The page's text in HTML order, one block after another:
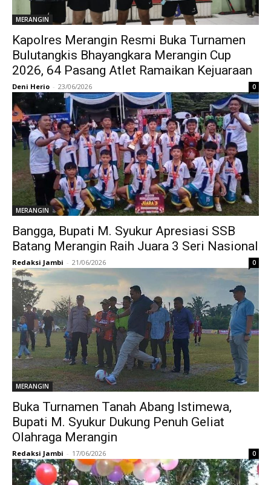
MERANGIN
Kapolres Merangin Resmi Buka Turnamen
Bulutangkis Bhayangkara Merangin Cup
2026, 64 Pasang Atlet Ramaikan Kejuaraan
Deni Herio - 23/06/2026 0
MERANGIN
Bangga, Bupati M. Syukur Apresiasi SSB
Batang Merangin Raih Juara 3 Seri Nasional
Redaksi Jambi - 21/06/2026 0
MERANGIN
Buka Turnamen Tanah Abang Istimewa,
Bupati M. Syukur Dukung Penuh Geliat
Olahraga Merangin
Redaksi Jambi - 17/06/2026 0